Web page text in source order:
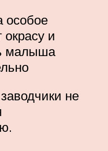
особое
и
малыша
не